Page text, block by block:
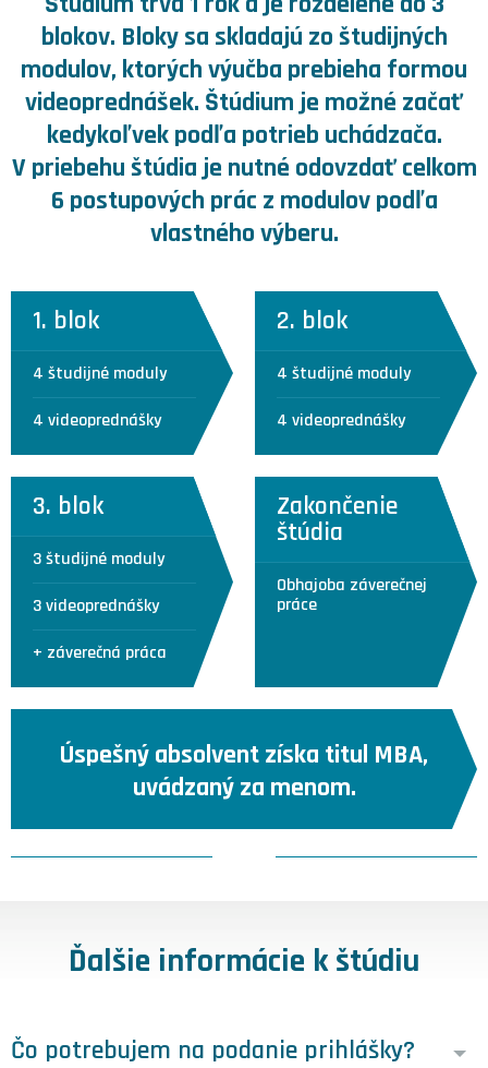
blokov. Bloky sa skladajú zo študijných
modulov, ktorých výučba prebieha formou
videoprednášek. Štúdium je možné začať
kedykoľvek podľa potrieb uchádzača.
V priebehu štúdia je nutné odovzdať celkom
6 postupových prác z modulov podľa
vlastného výberu.
1. blok
4 študijné moduly
4 videoprednášky
2. blok
4 študijné moduly
4 videoprednášky
3. blok
3 študijné moduly
3 videoprednášky
+ záverečná práca
Zakončenie
štúdia
Obhajoba záverečnej
práce
Úspešný absolvent získa titul MBA,
uvádzaný za menom.
Ďalšie informácie k štúdiu
Čo potrebujem na podanie prihlášky?